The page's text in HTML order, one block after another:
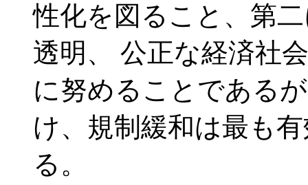
性化を図ること、第
透明、 公正な経済社
に努めることである
け、規制緩和は最も
る。